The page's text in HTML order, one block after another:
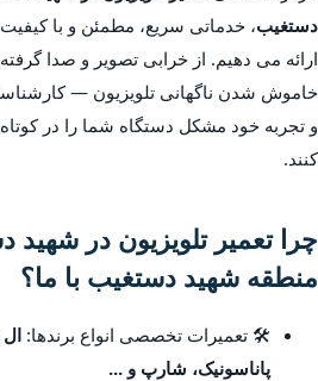
دستغیب، خدماتی سریع، مطمئن و با
ارائه می دهیم. از خرابی تصویر و صدا
خاموش شدن ناگهانی تلویزیون —
و تجربه خود مشکل دستگاه شما را در
کنند.
چرا تعمیر تلویزیون در شهید
منطقه شهید دستغیب با ما؟
🛠️ تعمیرات تخصصی انواع برندها:
پاناسونیک، شارپ و ...